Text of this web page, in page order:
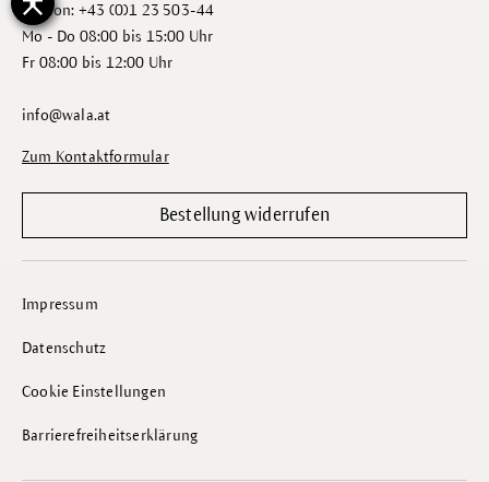
Telefon: +43 (0)1 23 503-44
Mo - Do 08:00 bis 15:00 Uhr
Fr 08:00 bis 12:00 Uhr
info@wala.at
Zum Kontaktformular
Bestellung widerrufen
Impressum
Datenschutz
Cookie Einstellungen
Barrierefreiheitserklärung